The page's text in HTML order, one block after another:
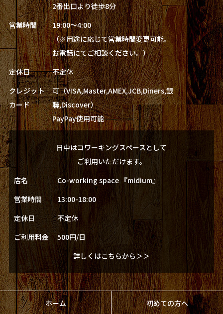
2番出口より徒歩8分
営業時間
19:00～4:00
（※用途に応じて営業時間変更可能。
お電話にてご相談ください。）
定休日
不定休
クレジット
カード
可（VISA,Master,AMEX,JCB,Diners,銀
聯,Discover）
PayPay使用可能
日中はコワーキングスペースとして
ご利用いただけます。
店名
Co-working space 『midium』
営業時間
13:00-18:00
定休日
不定休
ご利用料金
500円/日
詳しくはこちらから＞＞
ホーム 初めての方へ